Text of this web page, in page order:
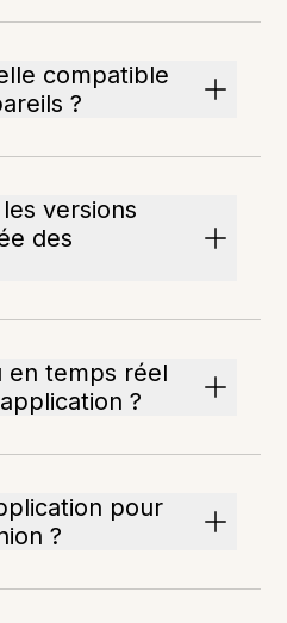
compatible
?
versions
des
en temps réel
?
pour
?